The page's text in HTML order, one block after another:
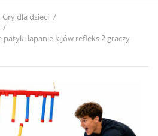
Gry dla dzieci
patyki łapanie kijów refleks 2 graczy